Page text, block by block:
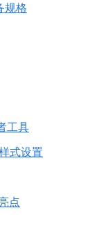
规格
工具
式设置
点